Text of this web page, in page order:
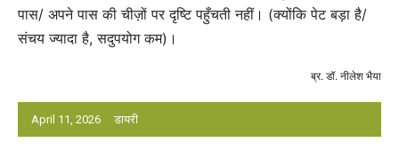
April 11, 2026 डायरी
पास/ अपने पास की चीज़ों पर दृष्टि पहुँचती नहीं। (क्योंकि पेट बड़ा है/
संचय ज्यादा है, सदुपयोग कम)।
ब्र. डॉ. नीलेश भैया